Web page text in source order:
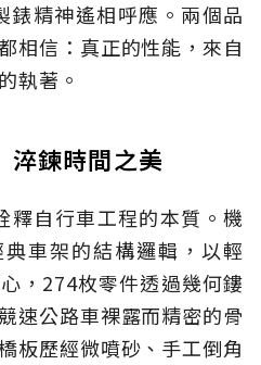
錶精神遙相呼應。兩個品
相信：真正的性能，來自
執著。
鍊時間之美
釋自行車工程的本質。機
車架的結構邏輯，以輕
，274枚零件透過幾何鏤
速公路車裸露而精密的骨
板歷經微噴砂、手工倒角